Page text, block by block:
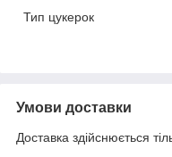
Тип цукерок
Умови доставки
Доставка здійснюється